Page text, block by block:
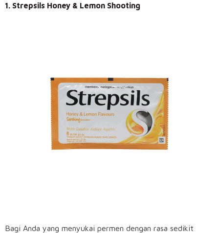
1. Strepsils Honey & Lemon Shooting
Bagi Anda yang menyukai permen dengan rasa sedikit